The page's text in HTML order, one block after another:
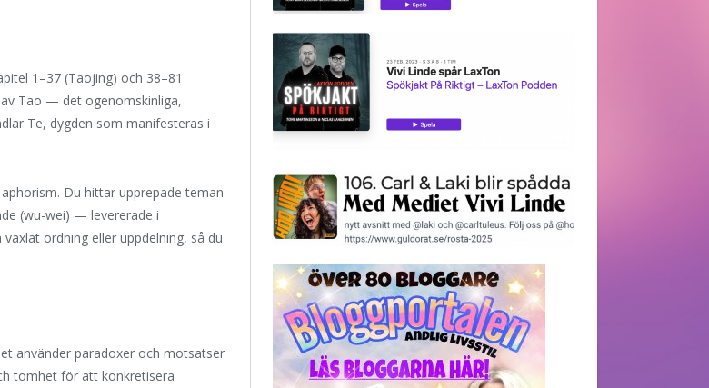
1–37 (Taojing) och 38–81
Tao — det ogenomskinliga,
Te, dygden som manifesteras i
Du hittar upprepade teman
(wu-wei) — levererade i
ordning eller uppdelning, så du
använder paradoxer och motsatser
tomhet för att konkretisera